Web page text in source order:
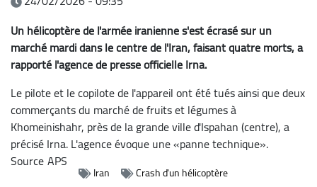
Un hélicoptère de l'armée iranienne s'est écrasé sur un
marché mardi dans le centre de l'Iran, faisant quatre morts, a
rapporté l'agence de presse officielle Irna.
Le pilote et le copilote de l'appareil ont été tués ainsi que deux
commerçants du marché de fruits et légumes à
Khomeinishahr, près de la grande ville d'Ispahan (centre), a
précisé Irna. L'agence évoque une «panne technique».
SourceAPS
Iran Crash d'un hélicoptère